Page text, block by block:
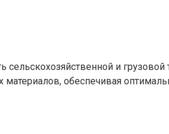
и
обеспечивая